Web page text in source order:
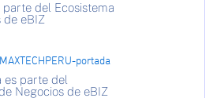
parte del Ecosistema
de eBIZ
es parte del
Negocios de eBIZ